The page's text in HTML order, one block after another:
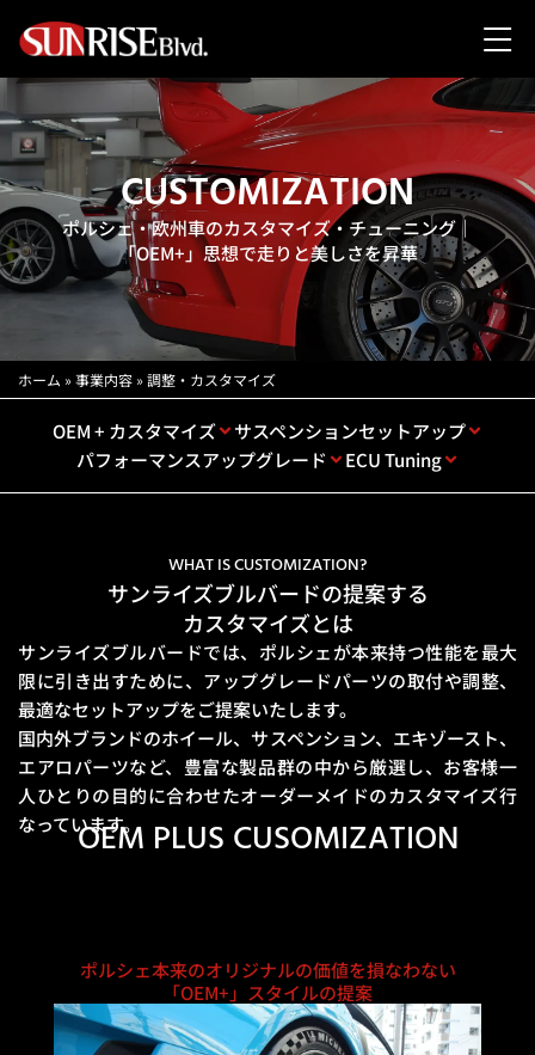
CUSTOMIZATION
ポルシェ・欧州車のカスタマイズ・チューニング｜
「OEM+」思想で走りと美しさを昇華
ホーム »事業内容 »調整・カスタマイズ
OEM + カスタマイズ
サスペンションセットアップ
パフォーマンスアップグレード
ECU Tuning
WHAT IS CUSTOMIZATION?
サンライズブルバードの提案する
カスタマイズとは
サンライズブルバードでは、ポルシェが本来持つ性能を最大
限に引き出すために、 アップグレードパーツの取付や調整、
最適なセットアップをご提案いたします。
国内外ブランドのホイール、サスペンション、エキゾースト、
エアロパーツなど、豊富な製品群の中から厳選し、 お客様一
人ひとりの目的に合わせたオーダーメイドのカスタマイズ行
なっています。
OEM PLUS CUSOMIZATION
ポルシェ本来のオリジナルの価値を損なわない
「OEM+」スタイルの提案